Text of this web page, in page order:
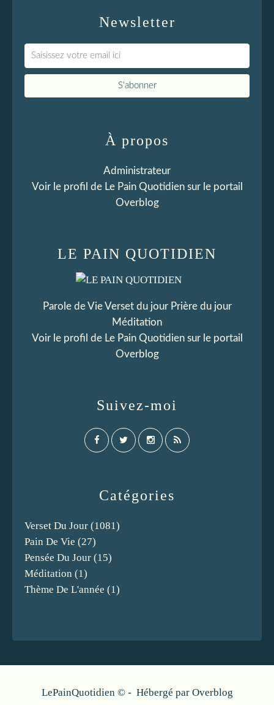
Newsletter
Catégories
Verset Du Jour (1081)
Pain De Vie (27)
Pensée Du Jour (15)
Méditation (1)
Thème De L'année (1)
LE PAIN QUOTIDIEN
Parole de Vie Verset du jour Prière du jour
Méditation
Voir le profil de Le Pain Quotidiensur le portail
Overblog
Suivez-moi
À propos
Administrateur
Voir le profil de Le Pain Quotidiensur le portail
Overblog
LePainQuotidien © - Hébergé par Overblog